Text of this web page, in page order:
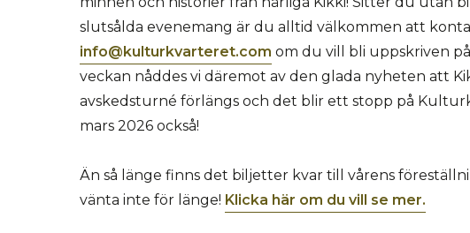
slutsålda evenemang är du alltid välkommen att
info@kulturkvarteret.com om du vill bli uppskriven
veckan nåddes vi däremot av den glada nyheten att
avskedsturné förlängs och det blir ett stopp på
mars 2026 också!
Än så länge finns det biljetter kvar till vårens
vänta inte för länge! Klicka här om du vill se mer.